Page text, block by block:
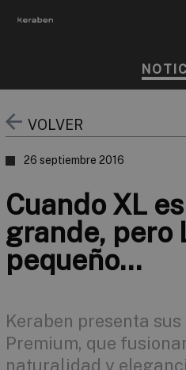
VOLVER
26 septiembre 2016
Cuando XL
grande, pero
pequeño…
Keraben presenta
Premium, que
naturalidad y